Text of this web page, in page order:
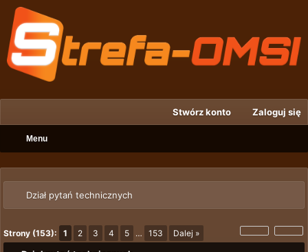
Stwórz konto Zaloguj się
Menu
Dział pytań technicznych
Strony (153): 1 2 3 4 5 … 153 Dalej »